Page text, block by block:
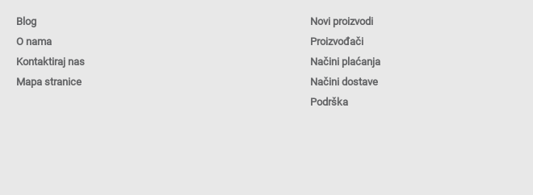
Blog
O nama
Kontaktiraj nas
Mapa stranice
Novi proizvodi
Proizvođači
Načini plaćanja
Načini dostave
Podrška